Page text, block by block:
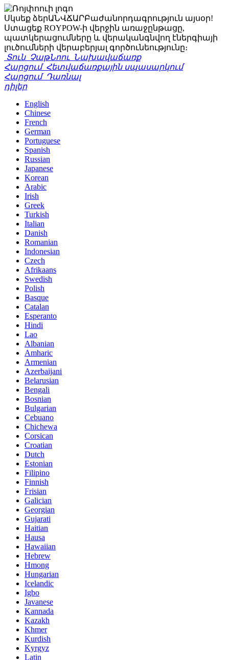
Սկսեք ձերԱՆՎՃԱՐԲաժանորդագրություն այսօր!
Ստացեք ROYPOW-ի վերջին առաջընթացը,
պատկերացումները և վերականգնվող էներգիայի
լուծումների վերաբերյալ գործունեությունը։
Տուն ՉաթՆոու Նախավաճառք
Հարցում Հետվաճառքային սպասարկում
Հարցում Դառնալ
դիլեր
English
Chinese
French
German
Portuguese
Spanish
Russian
Japanese
Korean
Arabic
Irish
Greek
Turkish
Italian
Danish
Romanian
Indonesian
Czech
Afrikaans
Swedish
Polish
Basque
Catalan
Esperanto
Hindi
Lao
Albanian
Amharic
Armenian
Azerbaijani
Belarusian
Bengali
Bosnian
Bulgarian
Cebuano
Chichewa
Corsican
Croatian
Dutch
Estonian
Filipino
Finnish
Frisian
Galician
Georgian
Gujarati
Haitian
Hausa
Hawaiian
Hebrew
Hmong
Hungarian
Icelandic
Igbo
Javanese
Kannada
Kazakh
Khmer
Kurdish
Kyrgyz
Latin